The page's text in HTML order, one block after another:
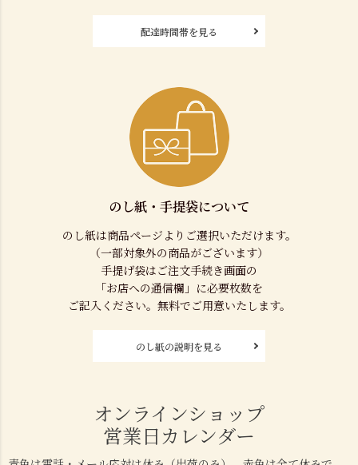
配達時間帯を見る
のし紙・手提袋について
のし紙は商品ページよりご選択いただけます。
（一部対象外の商品がございます）
手提げ袋はご注文手続き画面の
「お店への通信欄」に必要枚数を
ご記入ください。無料でご用意いたします。
のし紙の説明を見る
オンラインショップ
営業日カレンダー